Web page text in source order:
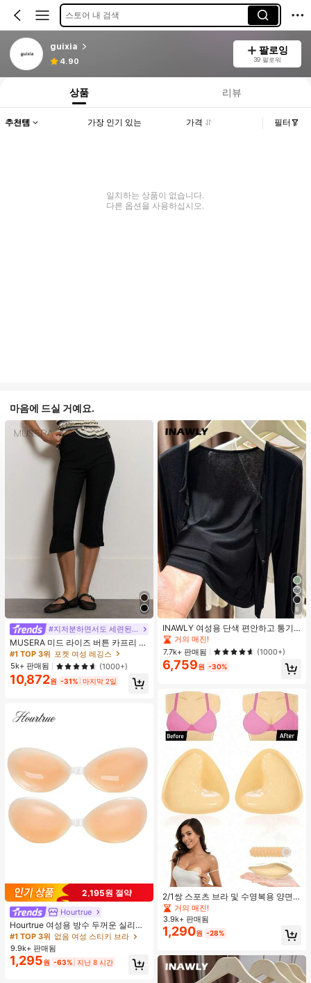
스토어 내 검색
guixia
4.90
팔로잉
39 팔로워
상품 리뷰
추천템 가장 인기 있는 가격 필터
일치하는 상품이 없습니다.
다른 옵션을 사용하십시오.
마음에 드실 거예요.
#지저분하면서도 세련된 스타일
MUSERA 미드 라이즈 버튼 카프리 레
깅스 여름 휴가 Y2k 우아한 귀여운 캐
주얼 섹시 컬렉티브 개학 바지 봄 비즈
니스
#1 TOP 3위 포켓 여성 레깅스
5k+ 판매됨
(1000+)
10,872원 -31% 마지막 2일
2,195원 절약
Hourtrue
Hourtrue 여성용 방수 두꺼운 실리콘
가슴 페탈, 작은 가슴 리프트업 & 푸시
인용, 웨딩 촬영 및 들러리용
#1 TOP 3위 없음 여성 스티키 브라
9.9k+ 판매됨
1,295원 -63% 지난 8 시간
8
INAWLY 여성용 단색 편안하고 통기
성 좋은 긴 소매 앞면 버튼 캐주얼 다
용도 얇은 가디건
#1 TOP 3위
짧은 여성용 경량 재킷
거의 매진!
#1 TOP 3위 짧은 여성용 경량 재킷
거의 매진!
#1 TOP 3위 짧은 여성용 경량 재킷
거의 매진!
#1 TOP 3위
짧은 여성용 경량 재킷
거의 매진!
7.7k+ 판매됨 (1000+)
6,759원 -30%
2/1쌍 스포츠 브라 및 수영복용 양면
접착 브라 패드
거의 매진!
3.9k+ 판매됨
1,290원 -28%